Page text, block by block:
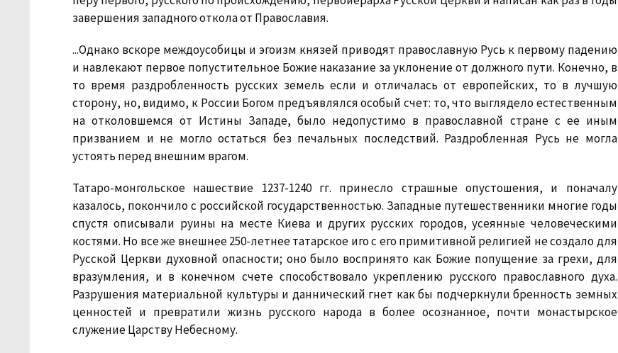
завершения западного откола от Православия.
...Однако вскоре междоусобицы и эгоизм князей приводят православную Русь к первому падению
и навлекают первое попустительное Божие наказание за уклонение от должного пути. Конечно, в
то время раздробленность русских земель если и отличалась от европейских, то в лучшую
сторону, но, видимо, к России Богом предъявлялся особый счет: то, что выглядело естественным
на отколовшемся от Истины Западе, было недопустимо в православной стране с ее иным
призванием и не могло остаться без печальных последствий. Раздробленная Русь не могла
устоять перед внешним врагом.
Татаро-монгольское нашествие 1237-1240 гг. принесло страшные опустошения, и поначалу
казалось, покончило с российской государственностью. Западные путешественники многие годы
спустя описывали руины на месте Киева и других русских городов, усеянные человеческими
костями. Но все же внешнее 250-летнее татарское иго с его примитивной религией не создало для
Русской Церкви духовной опасности; оно было воспринято как Божие попущение за грехи, для
вразумления, и в конечном счете способствовало укреплению русского православного духа.
Разрушения материальной культуры и даннический гнет как бы подчеркнули бренность земных
ценностей и превратили жизнь русского народа в более осознанное, почти монастырское
служение Царству Небесному.